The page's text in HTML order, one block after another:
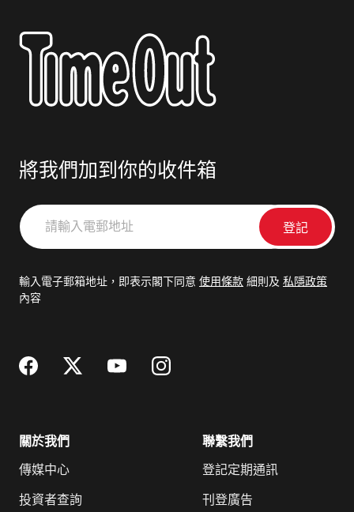
將我們加到你的收件箱
請
輸
郵
輸入電子郵箱地址，即表示閣下同意 使用條款 細則及 私隱政策
內容
關於我們
傳媒中心
投資者查詢
聯繫我們
登記定期通訊
刊登廣告